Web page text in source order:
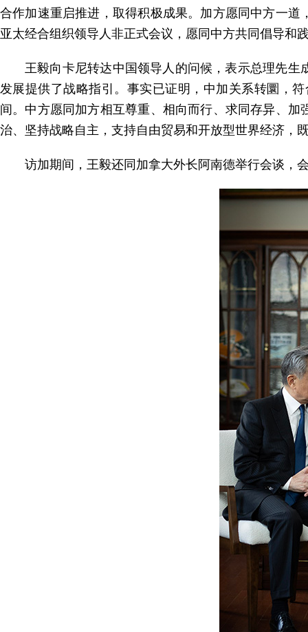
合作加速重启推进，取得积极成果。加方愿同中方一
亚太经合组织领导人非正式会议，愿同中方共同倡导和
王毅向卡尼转达中国领导人的问候，表示总理先
发展提供了战略指引。事实已证明，中加关系转圜，
间。中方愿同加方相互尊重、相向而行、求同存异、
治、坚持战略自主，支持自由贸易和开放型世界经济，
访加期间，王毅还同加拿大外长阿南德举行会谈，